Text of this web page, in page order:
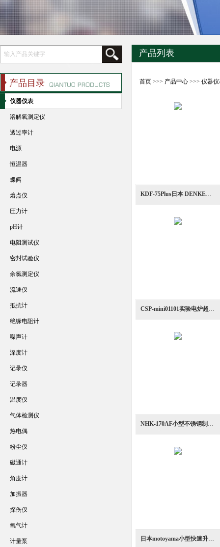
产品列表
首页 >>> 产品中心 >>>仪器
KDF-75Plus日本 DENKEN 桌上型真空气氛炉
CSP-mini01101实验电炉超小型放电等离子烧结炉
NHK-170AF小型不锈钢制氧化铝纤维料体高温电气炉
日本motoyama小型快速升温电炉NH系列
产品目录
仪器仪表
溶解氧测定仪
透过率计
电源
恒温器
蝶阀
熔点仪
圧力计
pH计
电阻测试仪
密封试验仪
余氯测定仪
流速仪
抵抗计
绝缘电阻计
噪声计
深度计
记录仪
记录器
温度仪
气体检测仪
热电偶
粉尘仪
磁通计
角度计
加振器
探伤仪
氧气计
计量泵